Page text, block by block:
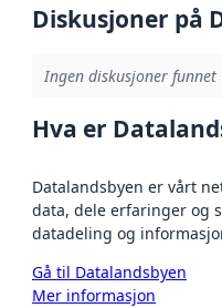
Diskusjoner på
Ingen diskusjoner funnet
Hva er
Datalandsbyen er vårt
data, dele erfaringer og
datadeling og
Gå til Datalandsbyen
Mer informasjon